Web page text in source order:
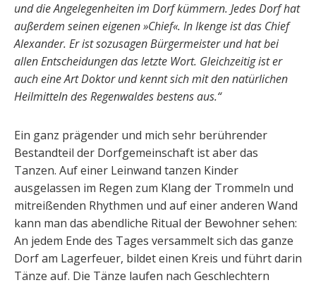
und die Angelegenheiten im Dorf kümmern. Jedes Dorf hat
außerdem seinen eigenen »Chief«. In Ikenge ist das Chief
Alexander. Er ist sozusagen Bürgermeister und hat bei
allen Entscheidungen das letzte Wort. Gleichzeitig ist er
auch eine Art Doktor und kennt sich mit den natürlichen
Heilmitteln des Regenwaldes bestens aus.“
Ein ganz prägender und mich sehr berührender
Bestandteil der Dorfgemeinschaft ist aber das
Tanzen. Auf einer Leinwand tanzen Kinder
ausgelassen im Regen zum Klang der Trommeln und
mitreißenden Rhythmen und auf einer anderen Wand
kann man das abendliche Ritual der Bewohner sehen:
An jedem Ende des Tages versammelt sich das ganze
Dorf am Lagerfeuer, bildet einen Kreis und führt darin
Tänze auf. Die Tänze laufen nach Geschlechtern